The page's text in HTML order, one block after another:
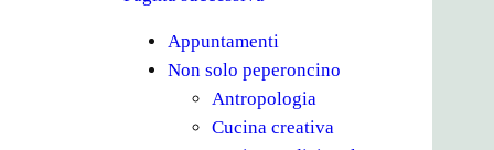
Appuntamenti
Non solo peperoncino
Antropologia
Cucina creativa